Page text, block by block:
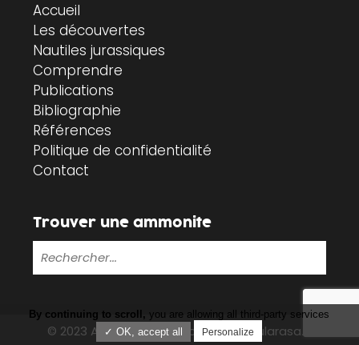
Accueil
Les découvertes
Nautiles jurassiques
Comprendre
Publications
Bibliographie
Références
Politique de confidentialité
Contact
Trouver une ammonite
© 2023 Ammonites-vendée.fr |Tabularasa.fr
By continuing to scroll, you are allowing all third-party services
✓ OK, accept all
Personalize